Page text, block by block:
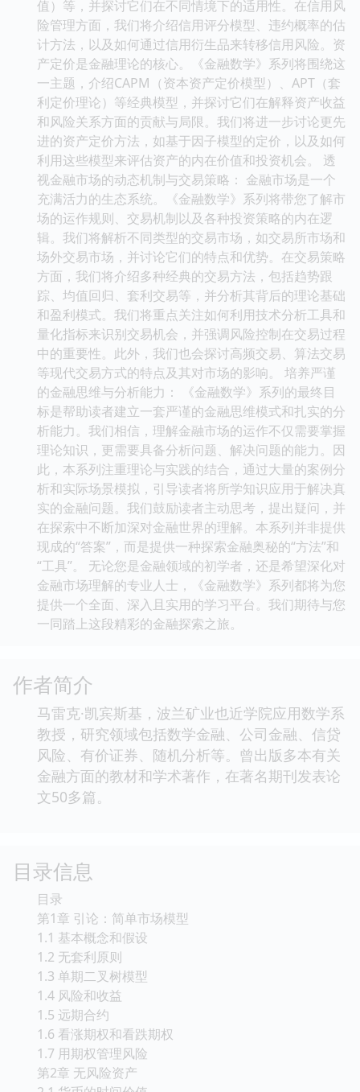
值）等，并探讨它们在不同情境下的适用性。在信用风
险管理方面，我们将介绍信用评分模型、违约概率的估
计方法，以及如何通过信用衍生品来转移信用风险。资
产定价是金融理论的核心。《金融数学》系列将围绕这
一主题，介绍CAPM（资本资产定价模型）、APT（套
利定价理论）等经典模型，并探讨它们在解释资产收益
和风险关系方面的贡献与局限。我们将进一步讨论更先
进的资产定价方法，如基于因子模型的定价，以及如何
利用这些模型来评估资产的内在价值和投资机会。 透
视金融市场的动态机制与交易策略： 金融市场是一个
充满活力的生态系统。《金融数学》系列将带您了解市
场的运作规则、交易机制以及各种投资策略的内在逻
辑。我们将解析不同类型的交易市场，如交易所市场和
场外交易市场，并讨论它们的特点和优势。在交易策略
方面，我们将介绍多种经典的交易方法，包括趋势跟
踪、均值回归、套利交易等，并分析其背后的理论基础
和盈利模式。我们将重点关注如何利用技术分析工具和
量化指标来识别交易机会，并强调风险控制在交易过程
中的重要性。此外，我们也会探讨高频交易、算法交易
等现代交易方式的特点及其对市场的影响。 培养严谨
的金融思维与分析能力： 《金融数学》系列的最终目
标是帮助读者建立一套严谨的金融思维模式和扎实的分
析能力。我们相信，理解金融市场的运作不仅需要掌握
理论知识，更需要具备分析问题、解决问题的能力。因
此，本系列注重理论与实践的结合，通过大量的案例分
析和实际场景模拟，引导读者将所学知识应用于解决真
实的金融问题。我们鼓励读者主动思考，提出疑问，并
在探索中不断加深对金融世界的理解。本系列并非提供
现成的“答案”，而是提供一种探索金融奥秘的“方法”和
“工具”。 无论您是金融领域的初学者，还是希望深化对
金融市场理解的专业人士，《金融数学》系列都将为您
提供一个全面、深入且实用的学习平台。我们期待与您
一同踏上这段精彩的金融探索之旅。
作者简介
马雷克·凯宾斯基，波兰矿业也近学院应用数学系
教授，研究领域包括数学金融、公司金融、信贷
风险、有价证券、随机分析等。曾出版多本有关
金融方面的教材和学术著作，在著名期刊发表论
文50多篇。
目录信息
目录
第1章 引论：简单市场模型
1.1 基本概念和假设
1.2 无套利原则
1.3 单期二叉树模型
1.4 风险和收益
1.5 远期合约
1.6 看涨期权和看跌期权
1.7 用期权管理风险
第2章 无风险资产